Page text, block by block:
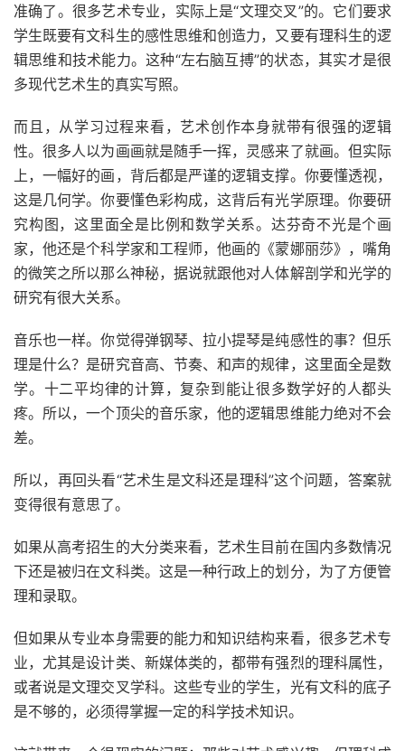
准确了。很多艺术专业，实际上是“文理交叉”的。它们要求
学生既要有文科生的感性思维和创造力，又要有理科生的逻
辑思维和技术能力。这种“左右脑互搏”的状态，其实才是很
多现代艺术生的真实写照。
而且，从学习过程来看，艺术创作本身就带有很强的逻辑
性。很多人以为画画就是随手一挥，灵感来了就画。但实际
上，一幅好的画，背后都是严谨的逻辑支撑。你要懂透视，
这是几何学。你要懂色彩构成，这背后有光学原理。你要研
究构图，这里面全是比例和数学关系。达芬奇不光是个画
家，他还是个科学家和工程师，他画的《蒙娜丽莎》，嘴角
的微笑之所以那么神秘，据说就跟他对人体解剖学和光学的
研究有很大关系。
音乐也一样。你觉得弹钢琴、拉小提琴是纯感性的事？但乐
理是什么？是研究音高、节奏、和声的规律，这里面全是数
学。十二平均律的计算，复杂到能让很多数学好的人都头
疼。所以，一个顶尖的音乐家，他的逻辑思维能力绝对不会
差。
所以，再回头看“艺术生是文科还是理科”这个问题，答案就
变得很有意思了。
如果从高考招生的大分类来看，艺术生目前在国内多数情况
下还是被归在文科类。这是一种行政上的划分，为了方便管
理和录取。
但如果从专业本身需要的能力和知识结构来看，很多艺术专
业，尤其是设计类、新媒体类的，都带有强烈的理科属性，
或者说是文理交叉学科。这些专业的学生，光有文科的底子
是不够的，必须得掌握一定的科学技术知识。